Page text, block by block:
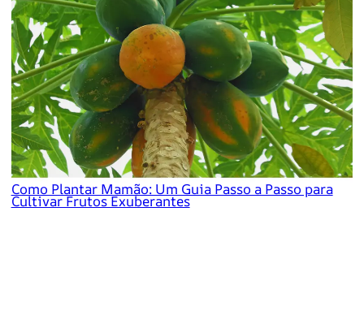
Como Plantar Mamão: Um Guia Passo a Passo para
Cultivar Frutos Exuberantes